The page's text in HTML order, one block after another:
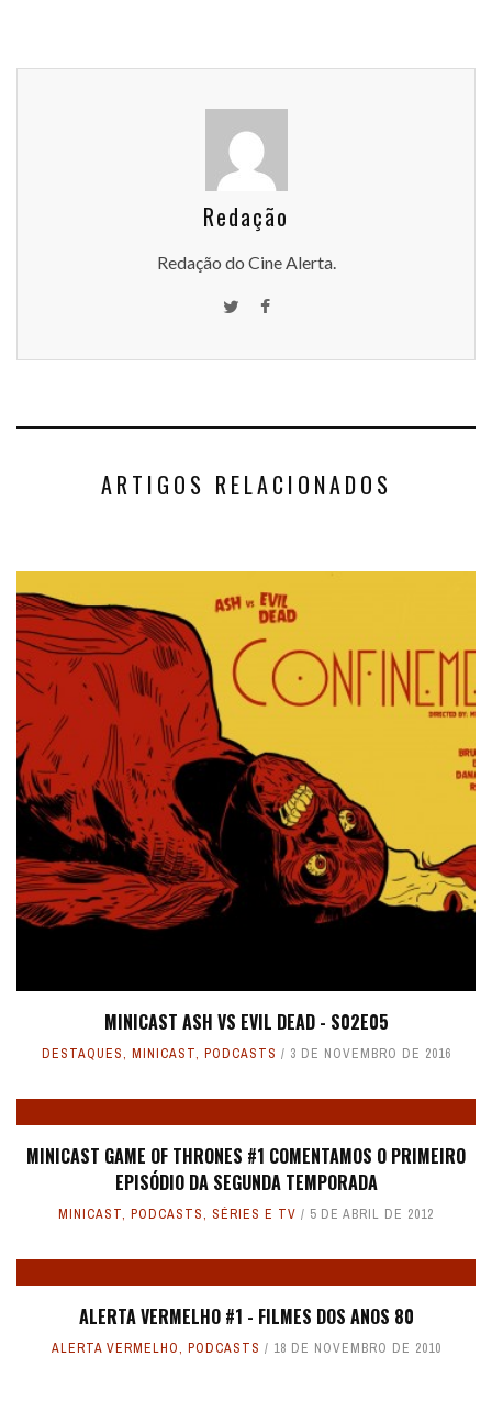
Redação
Redação do Cine Alerta.
ARTIGOS RELACIONADOS
MINICAST ASH VS EVIL DEAD - S02E05
DESTAQUES, MINICAST, PODCASTS 3 DE NOVEMBRO DE 2016
MINICAST GAME OF THRONES #1 COMENTAMOS O PRIMEIRO
EPISÓDIO DA SEGUNDA TEMPORADA
MINICAST, PODCASTS, SÉRIES E TV 5 DE ABRIL DE 2012
ALERTA VERMELHO #1 - FILMES DOS ANOS 80
ALERTA VERMELHO, PODCASTS 18 DE NOVEMBRO DE 2010